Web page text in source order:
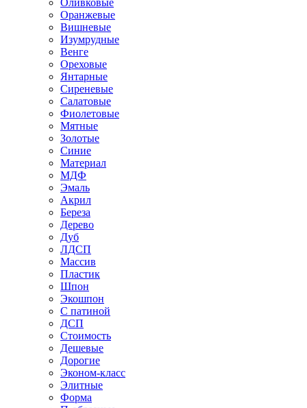
Оливковые
Оранжевые
Вишневые
Изумрудные
Венге
Ореховые
Янтарные
Сиреневые
Салатовые
Фиолетовые
Мятные
Золотые
Синие
Материал
МДФ
Эмаль
Акрил
Береза
Дерево
Дуб
ЛДСП
Массив
Пластик
Шпон
Экошпон
С патиной
ДСП
Стоимость
Дешевые
Дорогие
Эконом-класс
Элитные
Форма